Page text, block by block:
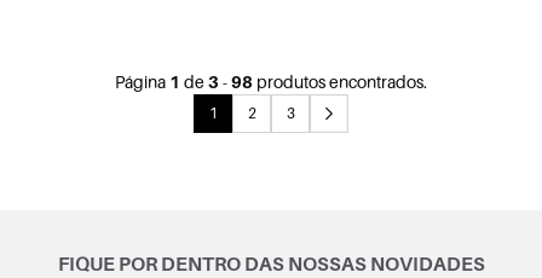
Página 1 de3 -98 produtos encontrados.
1 2 3
FIQUE POR DENTRO DAS NOSSAS NOVIDADES